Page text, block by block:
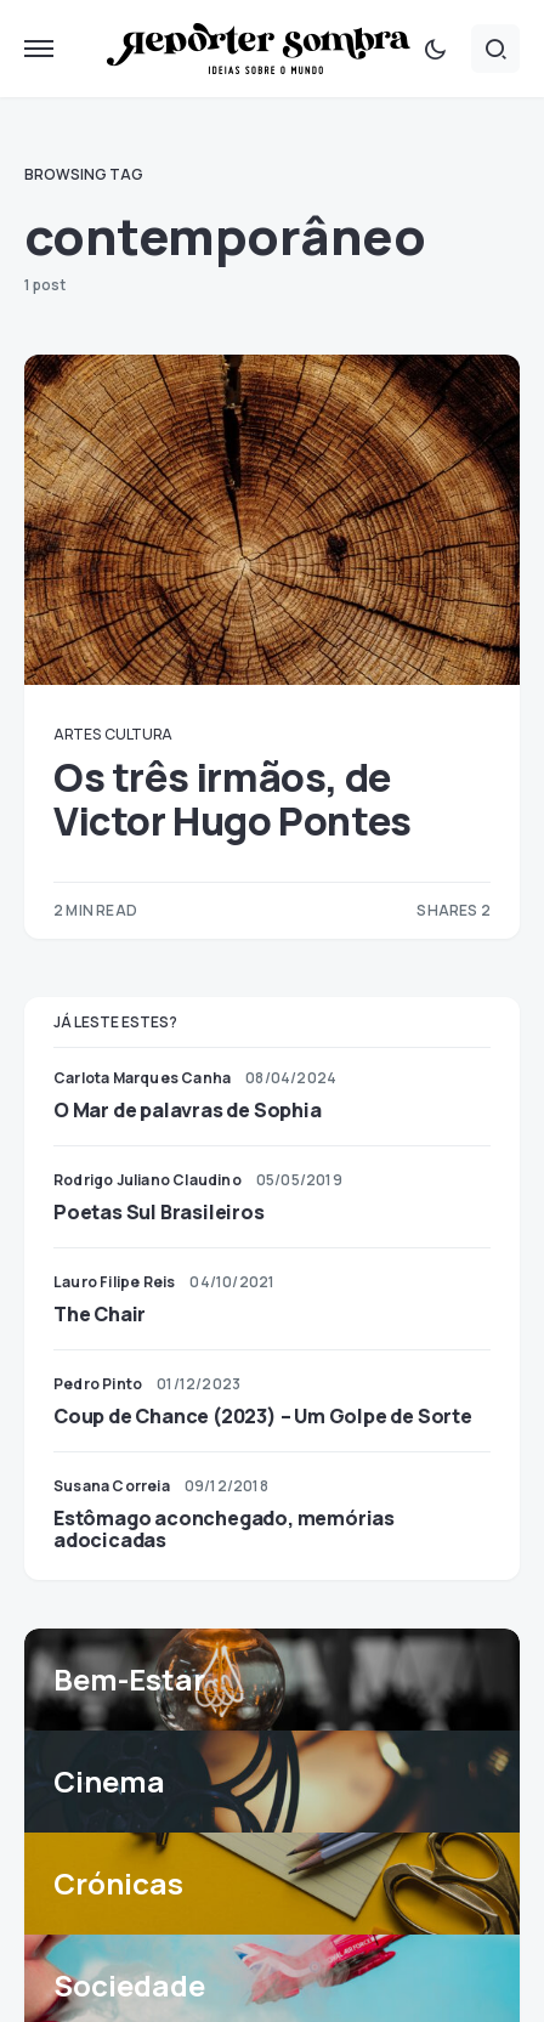
BROWSING TAG
contemporâneo
1 post
ARTES CULTURA
Os três irmãos, de
Victor Hugo Pontes
2 MIN READ SHARES 2
JÁ LESTE ESTES?
Carlota Marques Canha 08/04/2024
O Mar de palavras de Sophia
Rodrigo Juliano Claudino 05/05/2019
Poetas Sul Brasileiros
Lauro Filipe Reis 04/10/2021
The Chair
Pedro Pinto 01/12/2023
Coup de Chance (2023) – Um Golpe de Sorte
Susana Correia 09/12/2018
Estômago aconchegado, memórias
adocicadas
Bem-Estar
Cinema
Crónicas
Sociedade